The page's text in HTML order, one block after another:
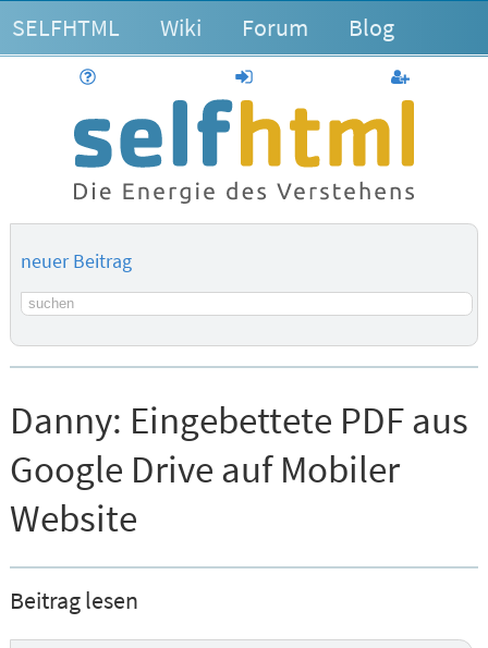
SELFHTML Wiki Forum Blog
anmelden
neuer Beitrag
Suchbegriff
Danny: Eingebettete PDF aus
Google Drive auf Mobiler
Website
Beitrag lesen